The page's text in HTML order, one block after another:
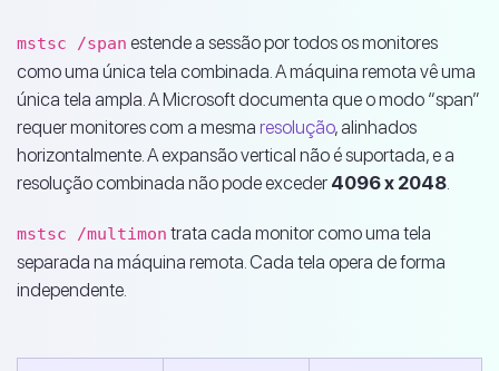
mstsc /span estende a sessão por todos os monitores
como uma única tela combinada. A máquina remota vê uma
única tela ampla. A Microsoft documenta que o modo “span”
requer monitores com a mesma resolução, alinhados
horizontalmente. A expansão vertical não é suportada, e a
resolução combinada não pode exceder 4096 x 2048
mstsc /multimon trata cada monitor como uma tela
separada na máquina remota. Cada tela opera de forma
independente.